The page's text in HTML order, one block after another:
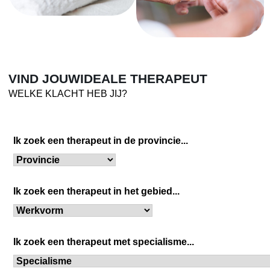
VIND JOUWIDEALE THERAPEUT
WELKE KLACHT HEB JIJ?